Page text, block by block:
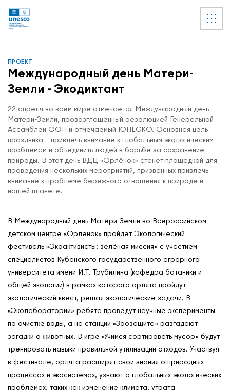
ПРОЕКТ
Международный день Матери-
Земли - Экодиктант
22 апреля во всем мире отмечается Международный день
Матери-Земли, провозглашённый резолюцией Генеральной
Ассамблеи ООН и отмечаемый ЮНЕСКО. Основная цель
праздника – привлечь внимание к глобальным экологическим
проблемам и объединить людей в борьбе за сохранение
природы. В этот день ВДЦ «Орлёнок» станет площадкой для
проведения нескольких мероприятий, призванных привлечь
внимание к проблеме бережного отношения к природе и
нашей планете.
В Международный день Матери-Земли во Всероссийском
детском центре «Орлёнок» пройдёт Экологический
фестиваль «Экоактивисты: зелёная миссия» с участием
специалистов Кубанского государственного аграрного
университета имени И.Т. Трубилина (кафедра ботаники и
общей экологии) в рамках которого орлята пройдут
экологический квест, решая экологические задачи. В
«Эколаборатории» ребята проведут научные эксперименты
по очистке воды, а на станции «Зоозащита» разгадают
загадки о животных. В игре «Учимся сортировать мусор» будут
тренировать навыки правильной утилизации отходов. Участвуя
в фестивале, орлята расширят свои знания о природных
процессах и экосистемах, узнают о глобальных экологических
проблемах, таких как изменение климата, утрата
Ссылки
УВЕДОМЛЕНИЕ
Список пуст